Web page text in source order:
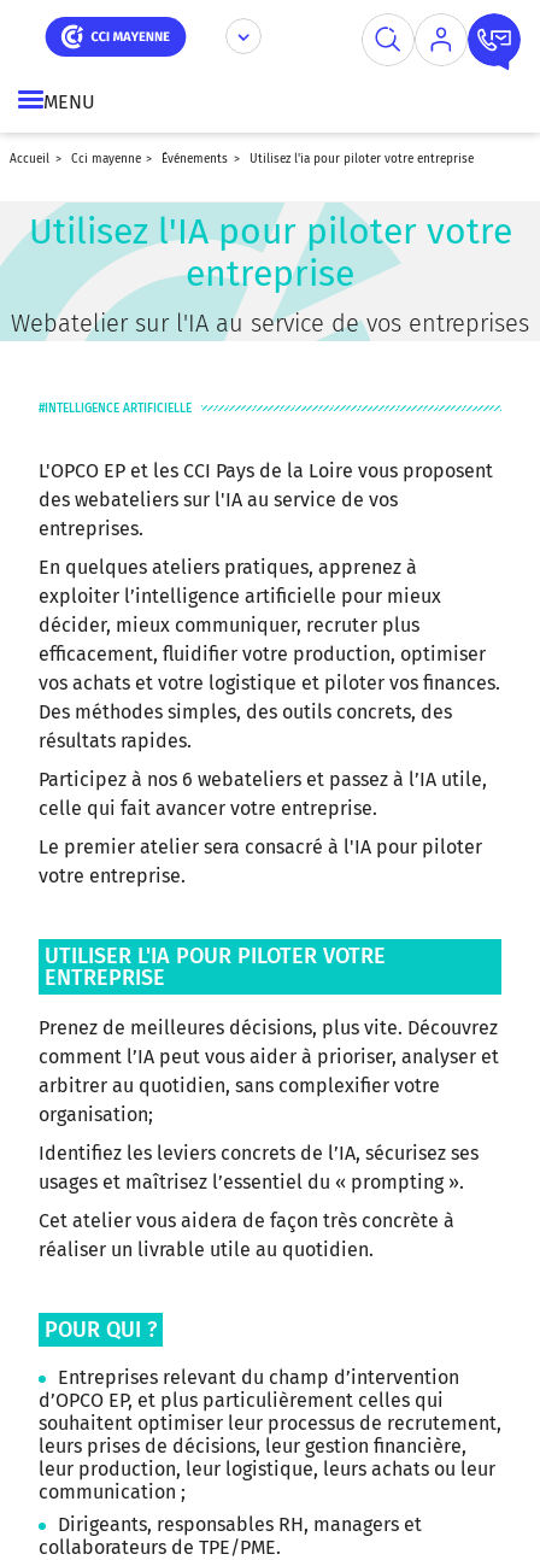
contenu
MENU
accueil cci mayenne événements utilisez l'ia pour piloter votre entreprise
Utilisez l'IA pour piloter votre
entreprise
Webatelier sur l'IA au service de vos entreprises
INTELLIGENCE ARTIFICIELLE
L'OPCO EP et les CCI Pays de la Loire vous proposent
des webateliers sur l'IA au service de vos
entreprises.
En quelques ateliers pratiques, apprenez à
exploiter l’intelligence artificielle pour mieux
décider, mieux communiquer, recruter plus
efficacement, fluidifier votre production, optimiser
vos achats et votre logistique et piloter vos finances.
Des méthodes simples, des outils concrets, des
résultats rapides.
Participez à nos 6 webateliers et passez à l’IA utile,
celle qui fait avancer votre entreprise.
Le premier atelier sera consacré à l'IA pour piloter
votre entreprise.
UTILISER L'IA POUR PILOTER VOTRE
ENTREPRISE
Prenez de meilleures décisions, plus vite. Découvrez
comment l’IA peut vous aider à prioriser, analyser et
arbitrer au quotidien, sans complexifier votre
organisation;
Identifiez les leviers concrets de l’IA, sécurisez ses
usages et maîtrisez l’essentiel du « prompting ».
Cet atelier vous aidera de façon très concrète à
réaliser un livrable utile au quotidien.
POUR QUI ?
Entreprises relevant du champ d’intervention
d’OPCO EP, et plus particulièrement celles qui
souhaitent optimiser leur processus de recrutement,
leurs prises de décisions, leur gestion financière,
leur production, leur logistique, leurs achats ou leur
communication ;
Dirigeants, responsables RH, managers et
collaborateurs de TPE/PME.
Panneau de gestion des cookies